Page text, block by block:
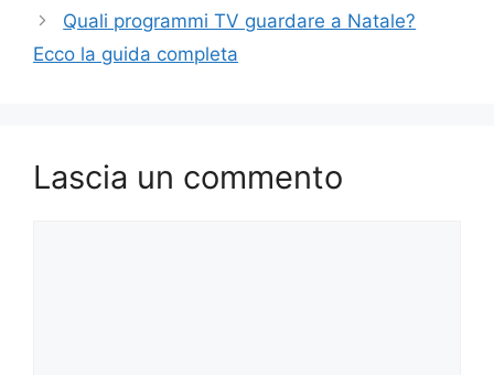
Quali programmi TV guardare a Natale?
Ecco la guida completa
Lascia un commento